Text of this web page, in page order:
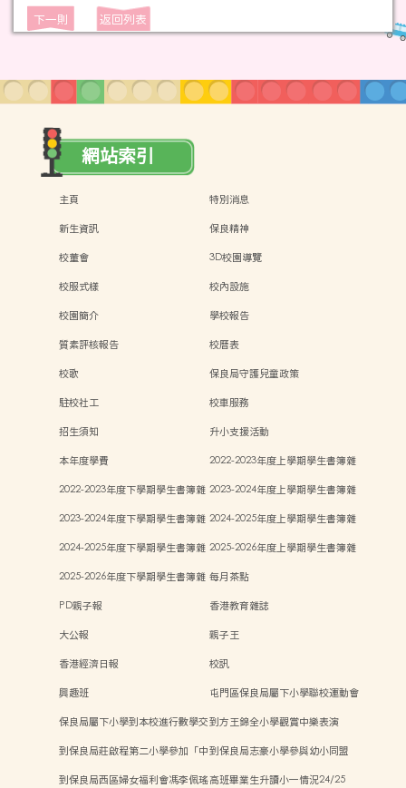
下一則 返回列表
網站索引
主頁
特別消息
新生資訊
保良精神
校董會
3D校園導覽
校服式樣
校內設施
校園簡介
學校報告
質素評核報告
校曆表
校歌
保良局守護兒童政策
駐校社工
校車服務
招生須知
升小支援活動
本年度學費
2022-2023年度上學期學生書簿雜
2022-2023年度下學期學生書簿雜 2023-2024年度上學期學生書簿雜
2023-2024年度下學期學生書簿雜 2024-2025年度上學期學生書簿雜
2024-2025年度下學期學生書簿雜 2025-2026年度上學期學生書簿雜
2025-2026年度下學期學生書簿雜 每月茶點
PD親子報
香港教育雜誌
大公報
親子王
香港經濟日報
校訊
興趣班
屯門區保良局屬下小學聯校運動會
保良局屬下小學到本校進行數學交到方王錦全小學觀賞中樂表演
到保良局莊啟程第二小學參加「中到保良局志豪小學參與幼小同盟
到保良局西區婦女福利會馮李佩瑤高班畢業生升讀小一情況24/25